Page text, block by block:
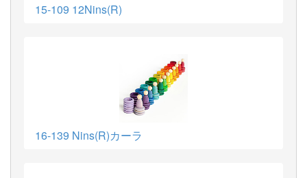
15-109 12Nins(R)
16-139 Nins(R)カーラ